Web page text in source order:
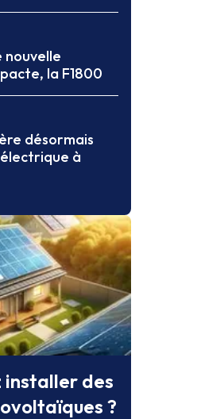
nouvelle
la F1800
désormais
à
installer des
?